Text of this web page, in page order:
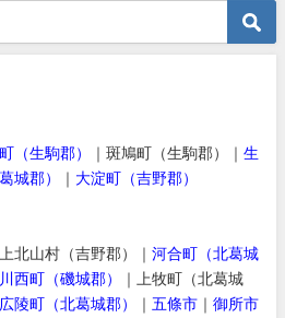
（生駒郡） ｜斑鳩町（生駒郡）｜ 生
城郡） ｜ 大淀町（吉野郡）
上北山村（吉野郡）｜ 河合町（北葛城
川西町（磯城郡）
｜上牧町（北葛城
広陵町（北葛城郡） ｜ 五條市 ｜ 御所市